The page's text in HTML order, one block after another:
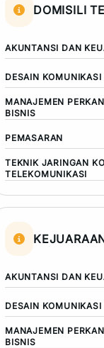
DOMISILI
AKUNTANSI DAN
DESAIN KOMUNIKASI
MANAJEMEN
BISNIS
PEMASARAN
TEKNIK JARINGAN
TELEKOMUNIKASI
AKUNTANSI DAN
DESAIN KOMUNIKASI
MANAJEMEN
BISNIS